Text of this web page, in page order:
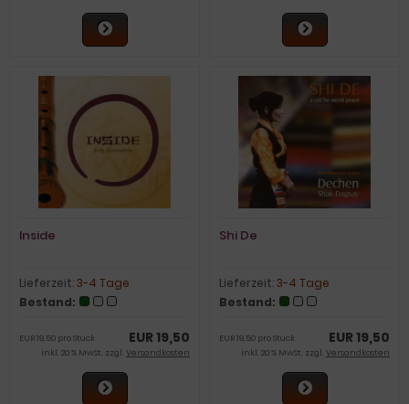
Inside
Lieferzeit:3-4 Tage
Bestand:
EUR 19,50
EUR 19,50 pro Stück
inkl. 20 % MwSt. zzgl. Versandkosten
Shi De
Lieferzeit:3-4 Tage
Bestand:
EUR 19,50
EUR 19,50 pro Stück
inkl. 20 % MwSt. zzgl. Versandkosten